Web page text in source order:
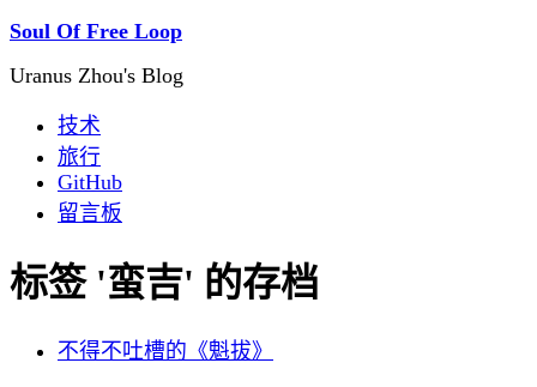
Soul Of Free Loop
Uranus Zhou's Blog
技术
旅行
GitHub
留言板
标签 '蛮吉' 的存档
不得不吐槽的《魁拔》